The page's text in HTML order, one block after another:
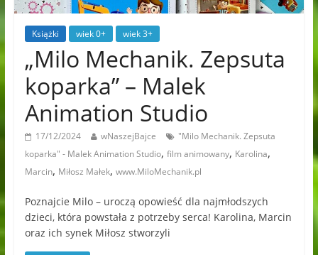
Książki wiek 0+ wiek 3+
„Milo Mechanik. Zepsuta
koparka” – Malek
Animation Studio
17/12/2024 wNaszejBajce
"Milo Mechanik. Zepsuta
koparka" - Malek Animation Studio, film animowany, Karolina,
Marcin, Miłosz Małek, www.MiloMechanik.pl
Poznajcie Milo – uroczą opowieść dla najmłodszych
dzieci, która powstała z potrzeby serca! Karolina, Marcin
oraz ich synek Miłosz stworzyli